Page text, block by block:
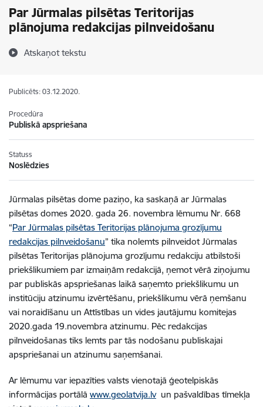
Par Jūrmalas pilsētas Teritorijas
plānojuma redakcijas pilnveidošanu
Atskaņot tekstu
Publicēts: 03.12.2020.
Procedūra
Publiskā apspriešana
Statuss
Noslēdzies
Jūrmalas pilsētas dome paziņo, ka saskaņā ar Jūrmalas
pilsētas domes 2020. gada 26. novembra lēmumu Nr. 668
“Par Jūrmalas pilsētas Teritorijas plānojuma grozījumu
redakcijas pilnveidošanu” tika nolemts pilnveidot Jūrmalas
pilsētas Teritorijas plānojuma grozījumu redakciju atbilstoši
priekšlikumiem par izmaiņām redakcijā, ņemot vērā ziņojumu
par publiskās apspriešanas laikā saņemto priekšlikumu un
institūciju atzinumu izvērtēšanu, priekšlikumu vērā ņemšanu
vai noraidīšanu un Attīstības un vides jautājumu komitejas
2020.gada 19.novembra atzinumu. Pēc redakcijas
pilnveidošanas tiks lemts par tās nodošanu publiskajai
apspriešanai un atzinumu saņemšanai.
Ar lēmumu var iepazīties valsts vienotajā ģeotelpiskās
informācijas portālā www.geolatvija.lvun pašvaldības tīmekļa